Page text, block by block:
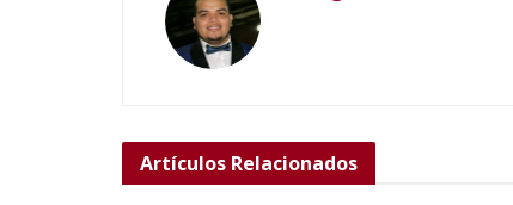
Artículos Relacionados